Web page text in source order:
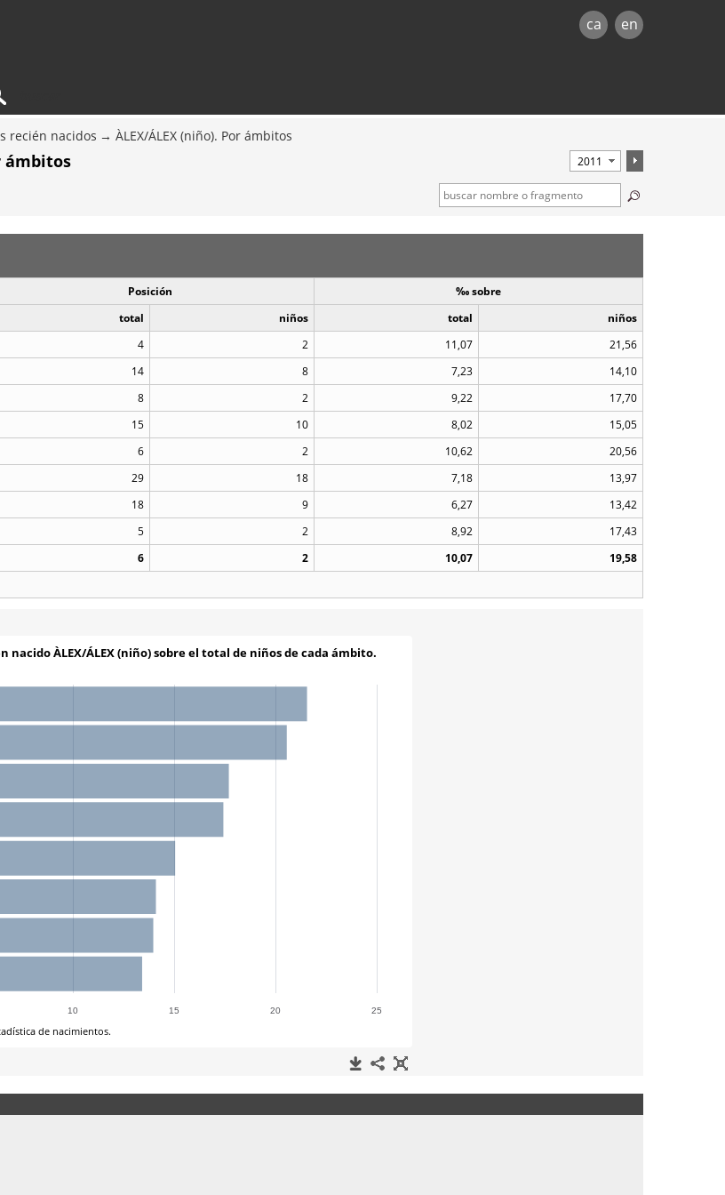
ca en
recién nacidos ÀLEX/ÁLEX (niño). Por ámbitos
ámbitos
Posición
‰ sobre
total niños total
niños
4 2 11,07
21,56
14 8 7,23
14,10
8 2 9,22
17,70
15 10 8,02
15,05
6 2 10,62
20,56
29 18 7,18
13,97
18 9 6,27
13,42
5 2 8,92
17,43
6 2 10,07
19,58